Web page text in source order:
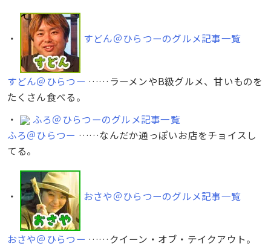
・ すどん＠ひらつーのグルメ記事一覧
すどん＠ひらつー ……ラーメンやB級グルメ、甘いものを
たくさん食べる。
・
ふろ＠ひらつーのグルメ記事一覧
ふろ＠ひらつー ……なんだか通っぽいお店をチョイスし
てる。
・ おさや＠ひらつーのグルメ記事一覧
おさや＠ひらつー ……クイーン・オブ・テイクアウト。